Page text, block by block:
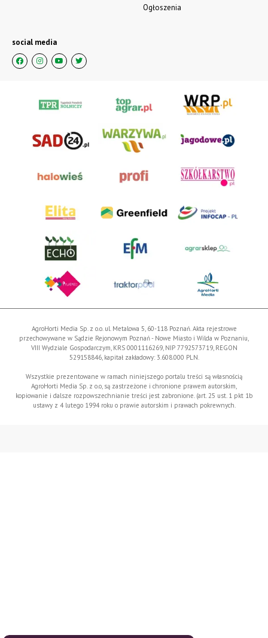
Ogłoszenia
social media
AgroHorti Media Sp. z o.o. ul. Metalowa 5, 60-118 Poznań. Akta rejestrowe
przechowywane w Sądzie Rejonowym Poznań - Nowe Miasto i Wilda w Poznaniu,
VIII Wydziale Gospodarczym, KRS 0001116269, NIP 7792573719, REGON
529158846, kapitał zakładowy: 3.608.000 PLN.
Wszystkie prezentowane w ramach niniejszego portalu treści są własnością
AgroHorti Media Sp. z o.o, są zastrzeżone i chronione prawem autorskim,
kopiowanie i dalsze rozpowszechnianie treści jest zabronione. (art. 25 ust. 1 pkt 1b
ustawy z 4 lutego 1994 roku o prawie autorskim i prawach pokrewnych.